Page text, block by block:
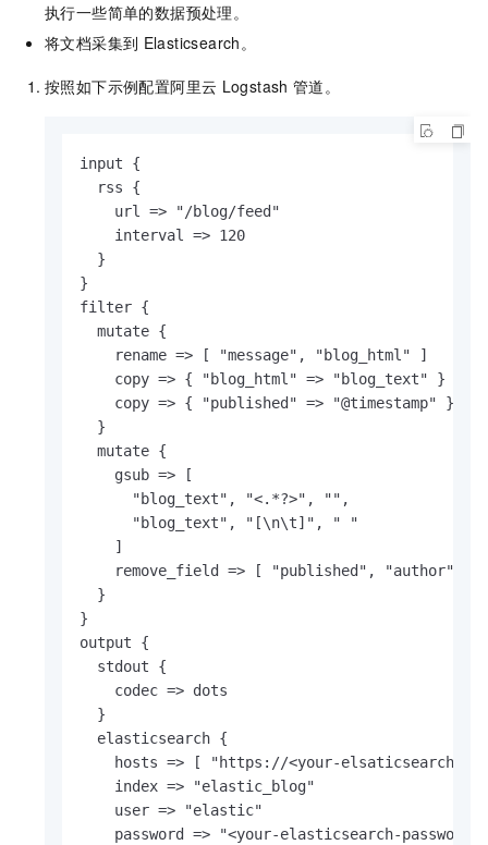
执行一些简单的数据预处理。
将文档采集到 Elasticsearch。
按照如下示例配置阿里云 Logstash 管道。
input {
  rss {
    url => "/blog/feed"
    interval => 120
  }
}
filter {
  mutate {
    rename => [ "message", "blog_html" ]
    copy => { "blog_html" => "blog_text" }
    copy => { "published" => "@timestamp" }
  }
  mutate {
    gsub => [
      "blog_text", "<.*?>", "",
      "blog_text", "[\n\t]", " "
    ]
    remove_field => [ "published", "author" ]
  }
}
output {
  stdout {
    codec => dots
  }
  elasticsearch {
hosts => [ "https://<your-elsaticsearch-
    index => "elastic_blog"
    user => "elastic"
password => "<your-elasticsearch-